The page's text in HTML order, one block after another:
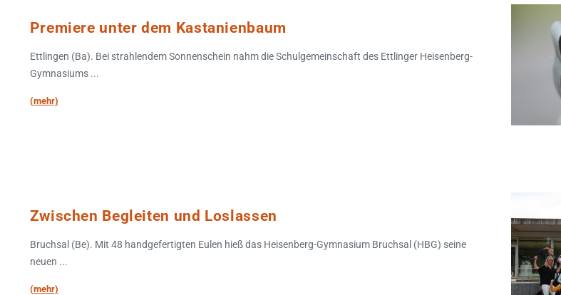
Premiere unter dem Kastanienbaum
Ettlingen (Ba). Bei strahlendem Sonnenschein nahm die Schulgemeinschaft des Ettlinger Heisenberg-
Gymnasiums ...
(mehr)
Zwischen Begleiten und Loslassen
Bruchsal (Be). Mit 48 handgefertigten Eulen hieß das Heisenberg-Gymnasium Bruchsal (HBG) seine
neuen ...
(mehr)